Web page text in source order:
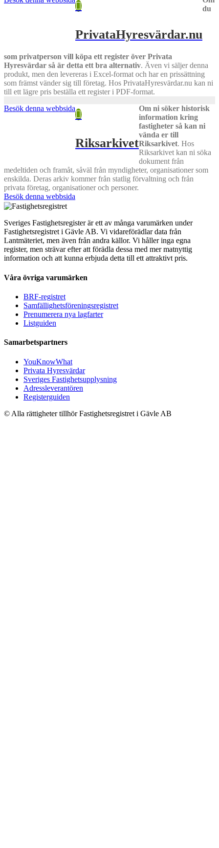
PrivataHyresvärdar.nu
du
som privatperson vill köpa ett register över Privata
Hyresvärdar så är detta ett bra alternativ. Även vi säljer denna
produkt, men den levereras i Excel-format och har en prissättning
som främst vänder sig till företag. Hos PrivataHyresvärdar.nu kan ni
till ett lägre pris beställa ett register i PDF-format.
Besök denna webbsida
Riksarkivet
Om ni söker historisk
information kring
fastigheter så kan ni
vända er till
Riksarkivet. Hos
Riksarkivet kan ni söka
dokument från
medeltiden och framåt, såväl från myndigheter, organisationer som
enskilda. Deras arkiv kommer från statlig förvaltning och från
privata företag, organisationer och personer.
Besök denna webbsida
Sveriges Fastighetsregister är ett av många varumärken under
Fastighetsregistret i Gävle AB. Vi vidareförädlar data från
Lantmäteriet, men även från andra källor. Vi håller inga egna
register, men strävar efter att förädla dessa med mer matnyttig
information och att kunna erbjuda detta till ett attraktivt pris.
Våra övriga varumärken
BRF-registret
Samfällighetsföreningsregistret
Prenumerera nya lagfarter
Listguiden
Samarbetspartners
YouKnowWhat
Privata Hyresvärdar
Sveriges Fastighetsupplysning
Adressleverantören
Registerguiden
© Alla rättigheter tillhör Fastighetsregistret i Gävle AB